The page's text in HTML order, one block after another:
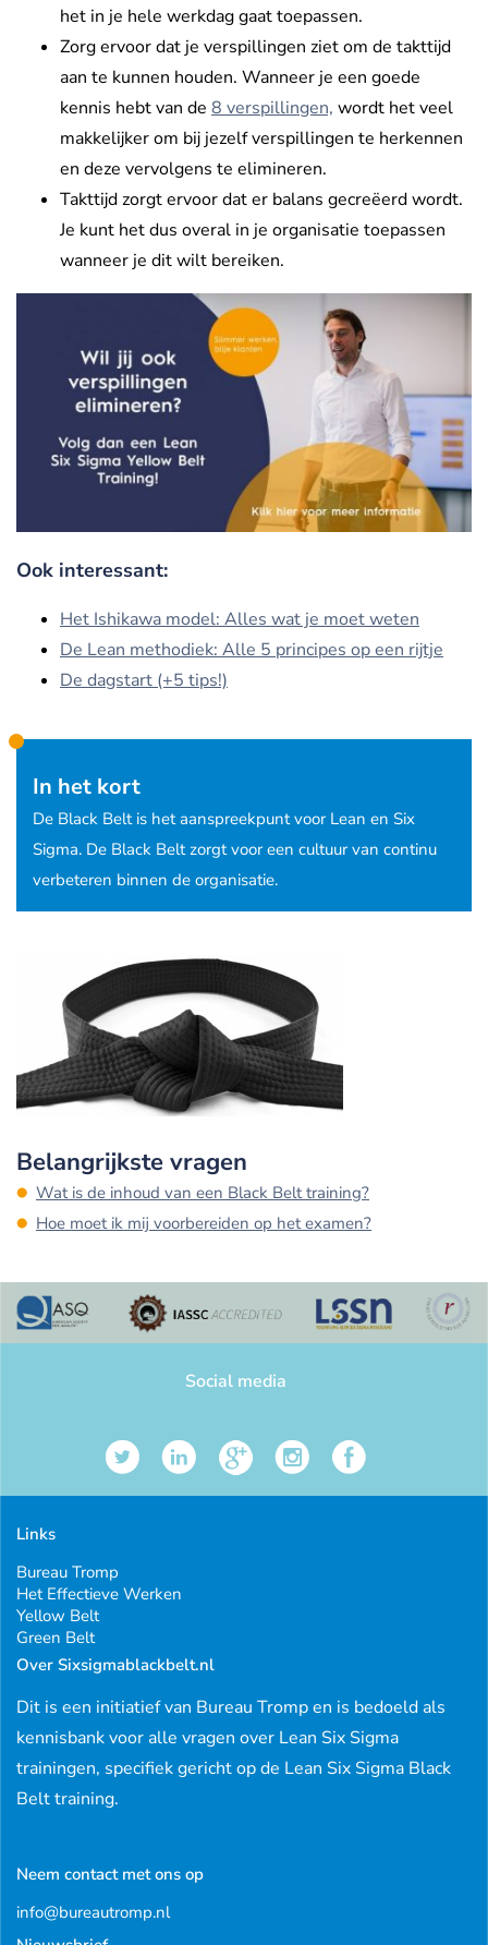
het in je hele werkdag gaat toepassen.
Zorg ervoor dat je verspillingen ziet om de takttijd
aan te kunnen houden. Wanneer je een goede
kennis hebt van de 8 verspillingen, wordt het veel
makkelijker om bij jezelf verspillingen te herkennen
en deze vervolgens te elimineren.
Takttijd zorgt ervoor dat er balans gecreëerd wordt.
Je kunt het dus overal in je organisatie toepassen
wanneer je dit wilt bereiken.
Ook interessant:
Het Ishikawa model: Alles wat je moet weten
De Lean methodiek: Alle 5 principes op een rijtje
De dagstart (+5 tips!)
In het kort
De Black Belt is het aanspreekpunt voor Lean en Six
Sigma. De Black Belt zorgt voor een cultuur van continu
verbeteren binnen de organisatie.
Belangrijkste vragen
Wat is de inhoud van een Black Belt training?
Hoe moet ik mij voorbereiden op het examen?
Social media
Links
Bureau Tromp
Het Effectieve Werken
Yellow Belt
Green Belt
Over Sixsigmablackbelt.nl
Dit is een initiatief van Bureau Tromp en is bedoeld als
kennisbank voor alle vragen over Lean Six Sigma
trainingen, specifiek gericht op de Lean Six Sigma Black
Belt training.
Neem contact met ons op
info@bureautromp.nl